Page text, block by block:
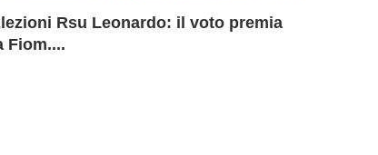
Rsu Leonardo: il voto premia
Fiom....